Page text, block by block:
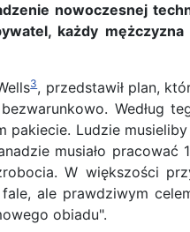
nowoczesnej
każdy
3, przedstawił plan,
Według
pakiecie. Ludzie
musiało
W większości
ale prawdziwym
obiadu".